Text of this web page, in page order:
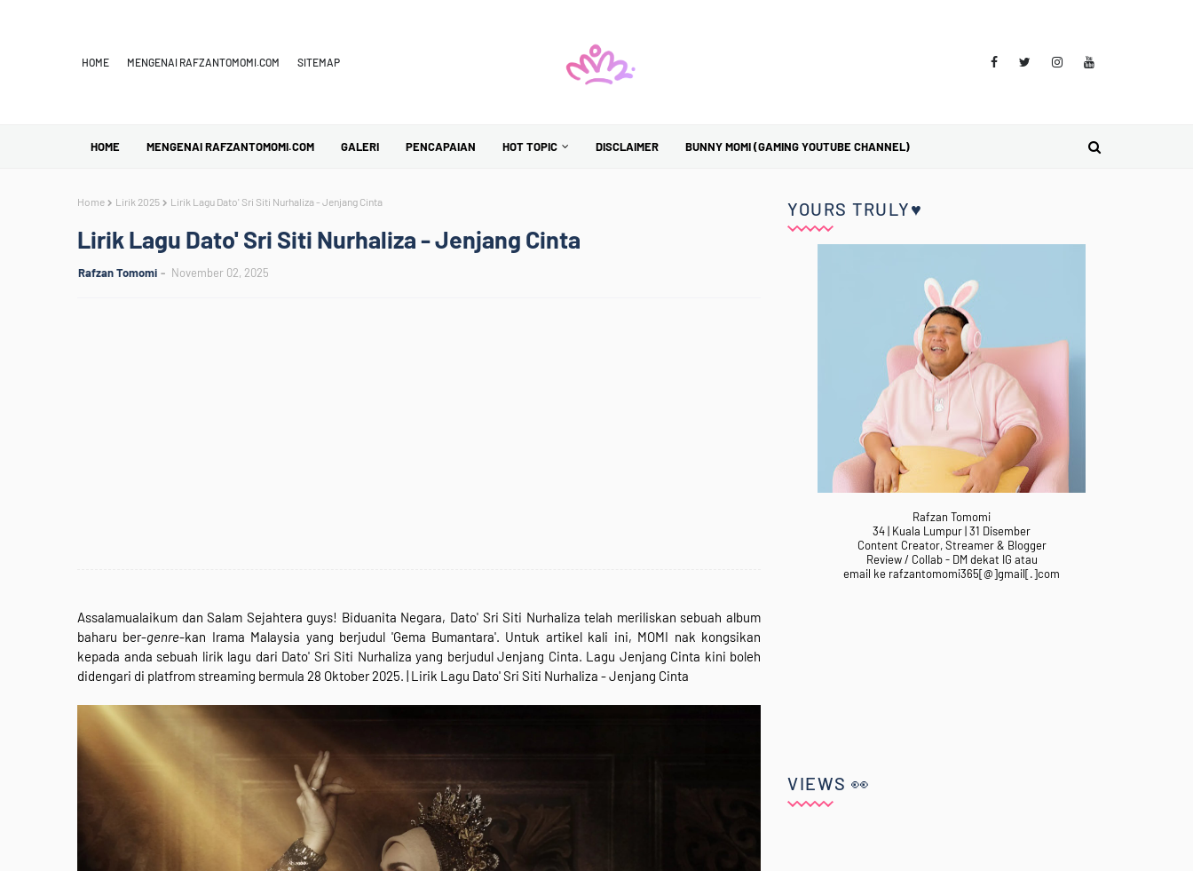
HOME MENGENAI RAFZANTOMOMI.COM SITEMAP
HOME MENGENAI RAFZANTOMOMI.COM GALERI PENCAPAIAN HOT TOPIC DISCLAIMER BUNNY MOMI (GAMING YOUTUBE CHANNEL)
Home Lirik 2025 Lirik Lagu Dato' Sri Siti Nurhaliza - Jenjang Cinta
Lirik Lagu Dato' Sri Siti Nurhaliza - Jenjang Cinta
Rafzan Tomomi November 02, 2025
Assalamualaikum dan Salam Sejahtera guys! Biduanita Negara, Dato' Sri Siti Nurhaliza telah meriliskan sebuah album
baharu ber-genre-kan Irama Malaysia yang berjudul 'Gema Bumantara'. Untuk artikel kali ini, MOMI nak kongsikan
kepada anda sebuah lirik lagu dari Dato' Sri Siti Nurhaliza yang berjudul Jenjang Cinta. Lagu Jenjang Cinta kini boleh
didengari di platfrom streaming bermula 28 Oktober 2025. | Lirik Lagu Dato' Sri Siti Nurhaliza - Jenjang Cinta
YOURS TRULY♥
Rafzan Tomomi
34 | Kuala Lumpur | 31 Disember
Content Creator, Streamer & Blogger
Review / Collab - DM dekat IG atau
email ke rafzantomomi365[@]gmail[.]com
VIEWS 👀